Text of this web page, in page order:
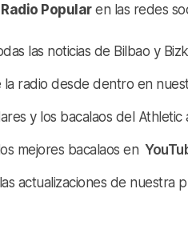
Radio Popularen las redes
las noticias de Bilbao y
la radio desde dentro en
y los bacalaos del Athletic
mejores bacalaos en
actualizaciones de nuestra